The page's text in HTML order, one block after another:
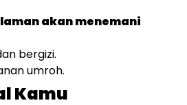
akan menemani
bergizi.
umroh.
Kamu